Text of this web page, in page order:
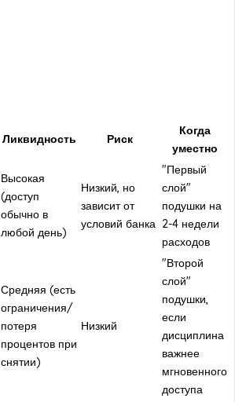
Ликвидность Риск
Когда
уместно
Высокая
(доступ
обычно в
любой день)
Низкий, но
зависит от
условий банка
"Первый
слой"
подушки на
2-4 недели
расходов
Средняя (есть
ограничения/
потеря
процентов при
снятии)
Низкий
"Второй
слой"
подушки,
если
дисциплина
важнее
мгновенного
доступа